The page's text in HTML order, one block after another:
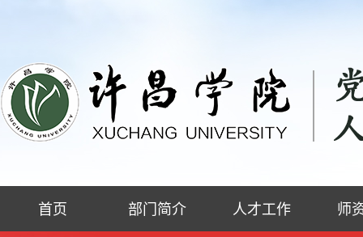
首页 部门简介 人才工作 师